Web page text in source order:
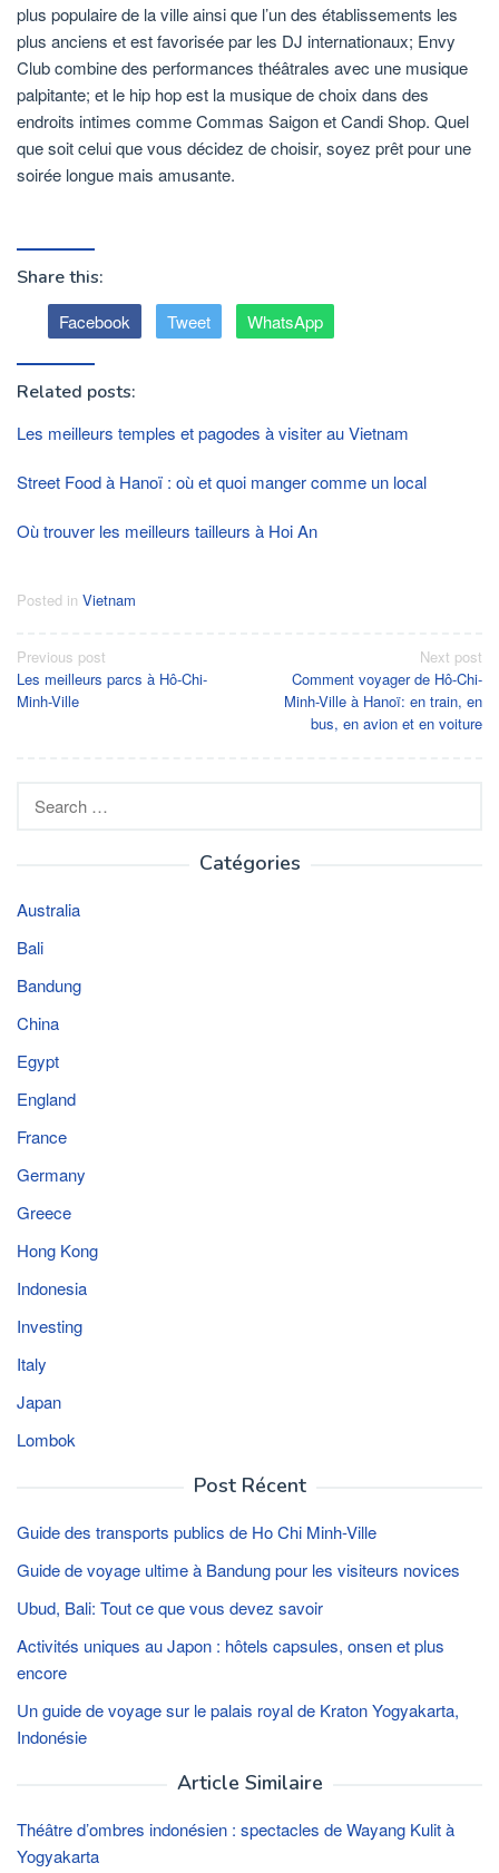
plus populaire de la ville ainsi que l’un des établissements les
plus anciens et est favorisée par les DJ internationaux; Envy
Club combine des performances théâtrales avec une musique
palpitante; et le hip hop est la musique de choix dans des
endroits intimes comme Commas Saigon et Candi Shop. Quel
que soit celui que vous décidez de choisir, soyez prêt pour une
soirée longue mais amusante.
Share this:
Facebook Tweet WhatsApp
Related posts:
Les meilleurs temples et pagodes à visiter au Vietnam
Street Food à Hanoï : où et quoi manger comme un local
Où trouver les meilleurs tailleurs à Hoi An
Posted in Vietnam
Post
navigation
Previous post
Les meilleurs parcs à Hô-Chi-
Minh-Ville
Next post
Comment voyager de Hô-Chi-
Minh-Ville à Hanoï: en train, en
bus, en avion et en voiture
Catégories
Australia
Bali
Bandung
China
Egypt
England
France
Germany
Greece
Hong Kong
Indonesia
Investing
Italy
Japan
Lombok
Post Récent
Guide des transports publics de Ho Chi Minh-Ville
Guide de voyage ultime à Bandung pour les visiteurs novices
Ubud, Bali: Tout ce que vous devez savoir
Activités uniques au Japon : hôtels capsules, onsen et plus
encore
Un guide de voyage sur le palais royal de Kraton Yogyakarta,
Indonésie
Article Similaire
Théâtre d’ombres indonésien : spectacles de Wayang Kulit à
Yogyakarta